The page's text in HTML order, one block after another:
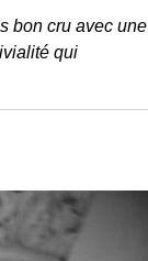
bon cru avec une
qui